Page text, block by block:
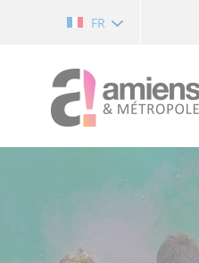
FR